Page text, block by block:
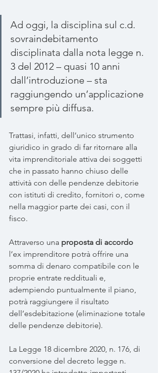
Ad oggi, la disciplina sul c.d.
sovraindebitamento
disciplinata dalla nota legge n.
3 del 2012 – quasi 10 anni
dall’introduzione – sta
raggiungendo un’applicazione
sempre più diffusa.
Trattasi, infatti, dell’unico strumento
giuridico in grado di far ritornare alla
vita imprenditoriale attiva dei soggetti
che in passato hanno chiuso delle
attività con delle pendenze debitorie
con istituti di credito, fornitori o, come
nella maggior parte dei casi, con il
fisco.
Attraverso una proposta di accordo
l’ex imprenditore potrà offrire una
somma di denaro compatibile con le
proprie entrate reddituali e,
adempiendo puntualmente il piano,
potrà raggiungere il risultato
dell’esdebitazione (eliminazione totale
delle pendenze debitorie).
La Legge 18 dicembre 2020, n. 176, di
conversione del decreto legge n.